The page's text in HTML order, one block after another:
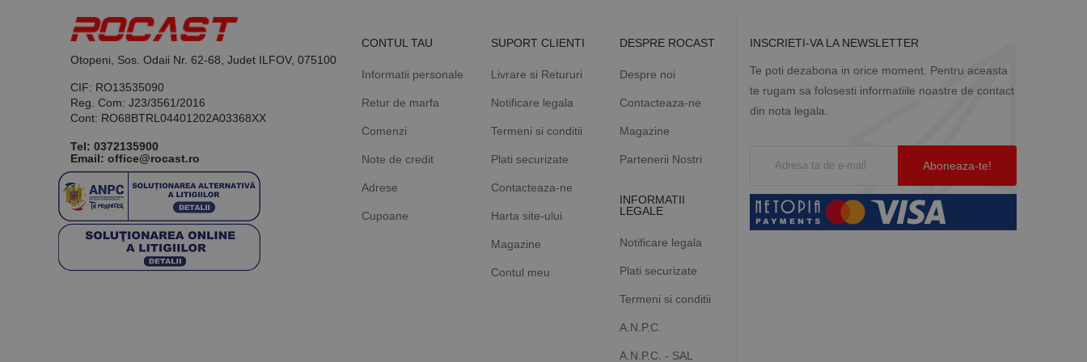
Otopeni, Sos. Odaii Nr. 62-68, Judet ILFOV, 075100
CIF: RO13535090
Reg. Com: J23/3561/2016
Cont: RO68BTRL04401202A03368XX
Tel: 0372135900
Email: office@rocast.ro
CONTUL TAU
Informatii personale
Retur de marfa
Comenzi
Note de credit
Adrese
Cupoane
SUPORT CLIENTI
Livrare si Retururi
Notificare legala
Termeni si conditii
Plati securizate
Contacteaza-ne
Harta site-ului
Magazine
Contul meu
DESPRE ROCAST
Despre noi
Contacteaza-ne
Magazine
Partenerii Nostri
INFORMATII
LEGALE
Notificare legala
Plati securizate
Termeni si conditii
A.N.P.C.
A.N.P.C. - SAL
INSCRIETI-VA LA NEWSLETTER
Te poti dezabona in orice moment. Pentru aceasta
te rugam sa folosesti informatiile noastre de contact
din nota legala.